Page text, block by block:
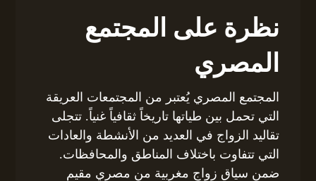
نظرة على المجتمع
المصري
المجتمع المصري يُعتبر من المجتمعات العريقة
التي تحمل بين طياتها تاريخاً ثقافياً غنياً. تتجلى
تقاليد الزواج في العديد من الأنشطة والعادات
التي تتفاوت باختلاف المناطق والمحافظات.
ضمن سياق زواج مغربية من مصري مقيم